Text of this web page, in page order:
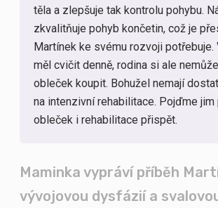
těla a zlepšuje tak kontrolu pohybu.
zkvalitňuje pohyb končetin, což je
Martínek ke svému rozvoji potřebuje.
měl cvičit denně, rodina si ale
obleček koupit. Bohužel nemají
na intenzivní rehabilitace. Pojďme jim
obleček i rehabilitace přispět.
Maminka vypráví příběh
vývojovou dysfázií a